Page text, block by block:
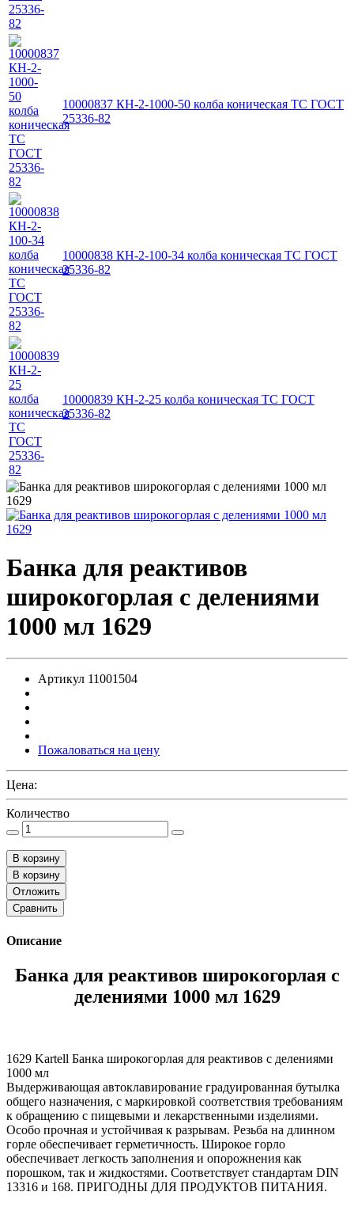
10000837 КН-2-1000-50 колба коническая ТС ГОСТ
25336-82
10000838 КН-2-100-34 колба коническая ТС ГОСТ
25336-82
10000839 КН-2-25 колба коническая ТС ГОСТ
25336-82
Банка для реактивов
широкогорлая с делениями
1000 мл 1629
Артикул 11001504
Пожаловаться на цену
Цена:
Количество
В корзину
В корзину
Отложить
Сравнить
Описание
Банка для реактивов широкогорлая с
делениями 1000 мл 1629
1629 Kartell Банка широкогорлая для реактивов с делениями
1000 мл
Выдерживающая автоклавирование градуированная бутылка
общего назначения, с маркировкой соответствия требованиям
к обращению с пищевыми и лекарственными изделиями.
Особо прочная и устойчивая к разрывам. Резьба на длинном
горле обеспечивает герметичность. Широкое горло
обеспечивает легкость заполнения и опорожнения как
порошком, так и жидкостями. Соответствует стандартам DIN
13316 и 168. ПРИГОДНЫ ДЛЯ ПРОДУКТОВ ПИТАНИЯ.